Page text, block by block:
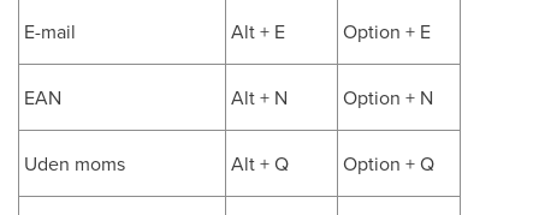
E-mail Alt + E Option + E
EAN Alt + N Option + N
Uden moms Alt + Q Option + Q